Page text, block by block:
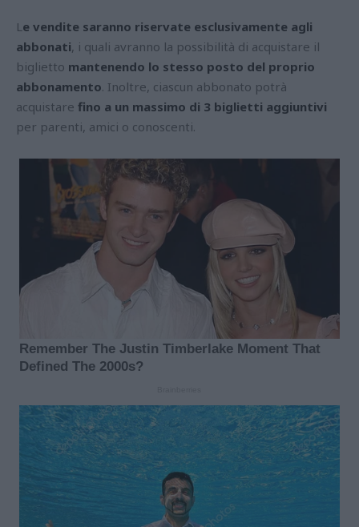
L e vendite saranno riservate esclusivamente agli
abbonati, i quali avranno la possibilità di acquistare il
biglietto mantenendo lo stesso posto del proprio
abbonamento. Inoltre, ciascun abbonato potrà
acquistare fino a un massimo di 3 biglietti aggiuntivi
per parenti, amici o conoscenti.